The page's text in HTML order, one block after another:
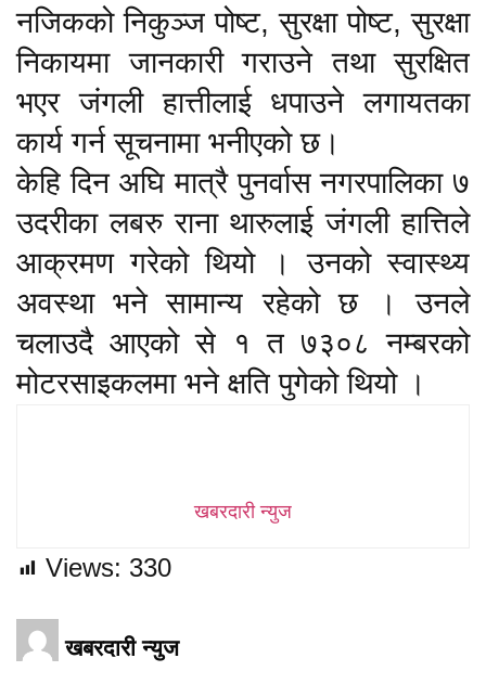
नजिकको निकुञ्ज पोष्ट, सुरक्षा पोष्ट, सुरक्षा
निकायमा जानकारी गराउने तथा सुरक्षित
भएर जंगली हात्तीलाई धपाउने लगायतका
कार्य गर्न सूचनामा भनीएको छ।
केहि दिन अघि मात्रै पुनर्वास नगरपालिका ७
उदरीका लबरु राना थारुलाई जंगली हात्तिले
आक्रमण गरेको थियो । उनको स्वास्थ्य
अवस्था भने सामान्य रहेको छ । उनले
चलाउदै आएको से १ त ७३०८ नम्बरको
मोटरसाइकलमा भने क्षति पुगेको थियो ।
खबरदारी न्युज
Views: 330
खबरदारी न्युज